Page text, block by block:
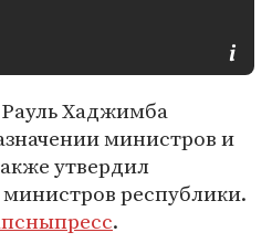
Хаджимба
министров и
утвердил
министров республики.
.